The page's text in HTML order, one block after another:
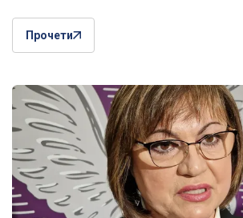
Прочети